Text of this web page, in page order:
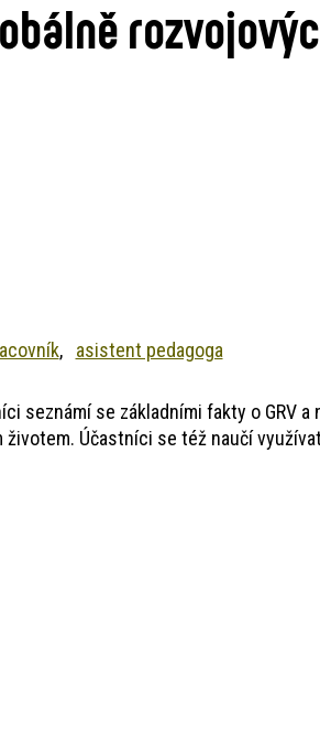
asistent pedagoga
seznámí se základními fakty o GRV
Účastníci se též naučí